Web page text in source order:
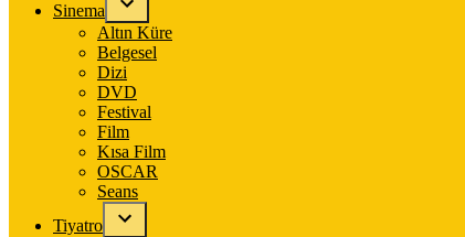
Sinema
Altın Küre
Belgesel
Dizi
DVD
Festival
Film
Kısa Film
OSCAR
Seans
Tiyatro